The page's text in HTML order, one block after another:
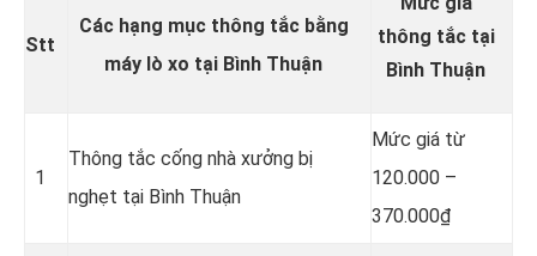
Stt
Các hạng mục thông tắc bằng
máy lò xo tại Bình Thuận
thông tắc tại
Bình Thuận
1
Thông tắc cống nhà xưởng bị
nghẹt tại Bình Thuận
Mức giá từ
120.000 –
370.000₫